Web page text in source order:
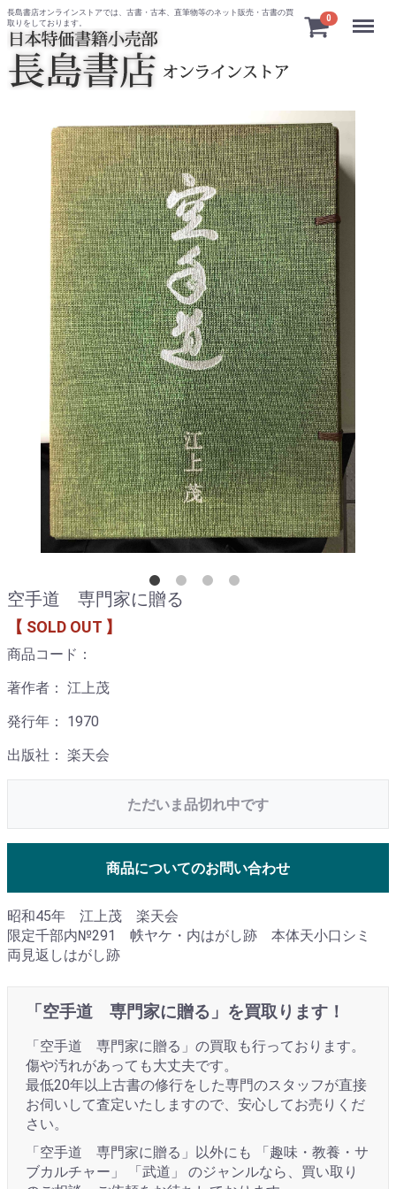
長島書店オンラインストアでは、古書・古本、直筆物等のネット販売・古書の買
取りをしております。
0 Menu
空手道 専門家に贈る
【 SOLD OUT 】
商品コード：
著作者： 江上茂
発行年： 1970
出版社： 楽天会
ただいま品切れ中です
商品についてのお問い合わせ
昭和45年 江上茂 楽天会
限定千部内№291 帙ヤケ・内はがし跡 本体天小口シミ
両見返しはがし跡
「空手道 専門家に贈る」を買取ります！
「空手道 専門家に贈る」の買取も行っております。
傷や汚れがあっても大丈夫です。
最低20年以上古書の修行をした専門のスタッフが直接
お伺いして査定いたしますので、安心してお売りくだ
さい。
「空手道 専門家に贈る」以外にも 「趣味・教養・サ
ブカルチャー」 「武道」 のジャンルなら、買い取り